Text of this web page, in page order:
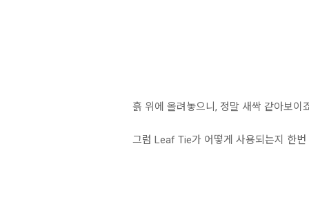
흙 위에 올려놓으니, 정말 새싹 같아보이
그럼 Leaf Tie가 어떻게 사용되는지 한번